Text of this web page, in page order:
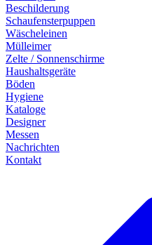
Beschilderung
Schaufensterpuppen
Wäscheleinen
Mülleimer
Zelte / Sonnenschirme
Haushaltsgeräte
Böden
Hygiene
Kataloge
Designer
Messen
Nachrichten
Kontakt